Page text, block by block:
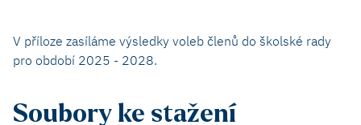
V příloze zasíláme výsledky voleb členů do školské rady
pro období 2025 - 2028.
Soubory ke stažení